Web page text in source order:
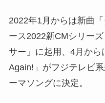
2022年1月からは新曲
ース2022新CMシリー
サー」に起用、4月か
Again!」がフジテレビ
ーマソングに決定。